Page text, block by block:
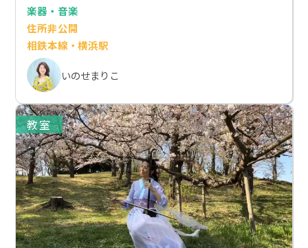
楽器・音楽
住所非公開
相鉄本線・横浜駅
いのせまりこ
教室